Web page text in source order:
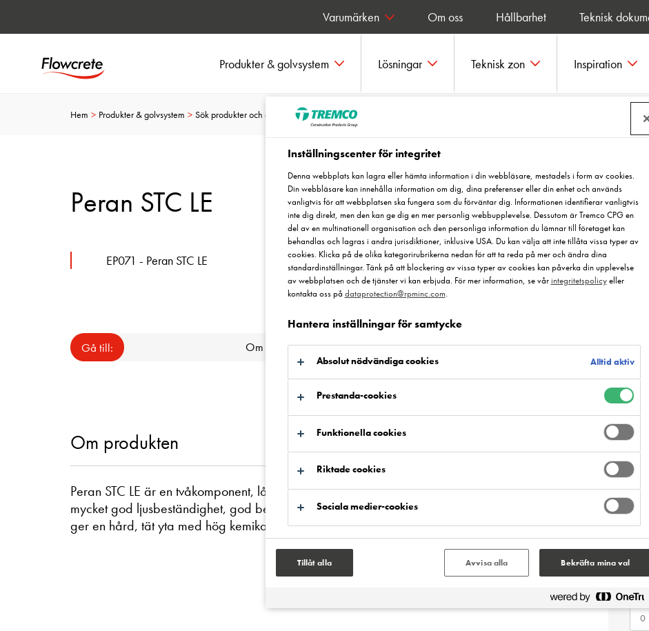
Produkter & golvsystem Lösningar Teknisk zon Inspiration
Om oss Hållbarhet Teknisk
Varumärken
Peran STC LE
EP071 - Peran STC LE
Hem Produkter & golvsystem Sök produkter och golvsystem Peran STC LE
Gå till: Om Produktfördelar
0
Om produkten
Peran STC LE är en tvåkomponent, lågemitterande, epoxibaserad klarplast. Produkten har
mycket god ljusbeständighet, god beständighet mot tidig vattenkontakt (24 timmar, 20°C) och
ger en hård, tät yta med hög kemikalieresistens. Peran STC LE innehåller ingen benzylalkohol.
Inställningscenter för integritet
Denna webbplats kan lagra eller hämta information i din webbläsare, mestadels i form av cookies.
Din webbläsare kan innehålla information om dig, dina preferenser eller din enhet och används
vanligtvis för att webbplatsen ska fungera som du förväntar dig. Informationen identifierar vanligtvis
inte dig direkt, men den kan ge dig en mer personlig webbupplevelse. Dessutom är Tremco CPG en
del av en multinationell organisation och den personliga information du lämnar till företaget kan
behandlas och lagras i andra jurisdiktioner, inklusive USA. Du kan välja att inte tillåta vissa typer av
cookies. Klicka på de olika kategorirubrikerna nedan för att ta reda på mer och ändra dina
standardinställningar. Tänk på att blockering av vissa typer av cookies kan påverka din upplevelse
av webbplatsen och de tjänster vi kan erbjuda. För mer information, se vårintegritetspolicyeller
kontakta oss på dataprotection@rpminc.com.
Hantera inställningar för samtycke
Absolut nödvändiga cookies Alltid aktiv
Prestanda-cookies
Funktionella cookies
Riktade cookies
Sociala medier-cookies
Tillåt alla Avvisa alla Bekräfta mina val